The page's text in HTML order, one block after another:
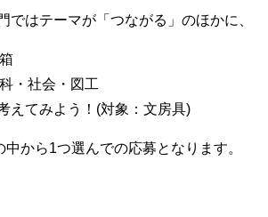
ではテーマが「つながる」のほかに、
・社会・図工
えてみよう！(対象：文房具)
から1つ選んでの応募となります。